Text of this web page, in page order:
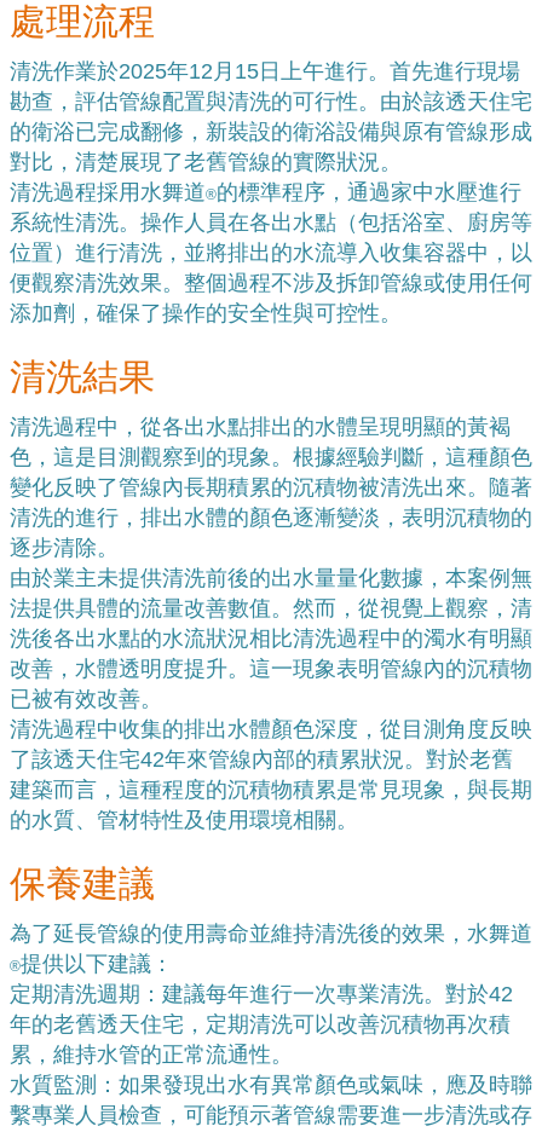
處理流程
清洗作業於2025年12月15日上午進行。首先進行現場
勘查，評估管線配置與清洗的可行性。由於該透天住宅
的衛浴已完成翻修，新裝設的衛浴設備與原有管線形成
對比，清楚展現了老舊管線的實際狀況。
清洗過程採用水舞道®的標準程序，通過家中水壓進行
系統性清洗。操作人員在各出水點（包括浴室、廚房等
位置）進行清洗，並將排出的水流導入收集容器中，以
便觀察清洗效果。整個過程不涉及拆卸管線或使用任何
添加劑，確保了操作的安全性與可控性。
清洗結果
清洗過程中，從各出水點排出的水體呈現明顯的黃褐
色，這是目測觀察到的現象。根據經驗判斷，這種顏色
變化反映了管線內長期積累的沉積物被清洗出來。隨著
清洗的進行，排出水體的顏色逐漸變淡，表明沉積物的
逐步清除。
由於業主未提供清洗前後的出水量量化數據，本案例無
法提供具體的流量改善數值。然而，從視覺上觀察，清
洗後各出水點的水流狀況相比清洗過程中的濁水有明顯
改善，水體透明度提升。這一現象表明管線內的沉積物
已被有效改善。
清洗過程中收集的排出水體顏色深度，從目測角度反映
了該透天住宅42年來管線內部的積累狀況。對於老舊
建築而言，這種程度的沉積物積累是常見現象，與長期
的水質、管材特性及使用環境相關。
保養建議
為了延長管線的使用壽命並維持清洗後的效果，水舞道
®提供以下建議：
定期清洗週期：建議每年進行一次專業清洗。對於42
年的老舊透天住宅，定期清洗可以改善沉積物再次積
累，維持水管的正常流通性。
水質監測：如果發現出水有異常顏色或氣味，應及時聯
繫專業人員檢查，可能預示著管線需要進一步清洗或存